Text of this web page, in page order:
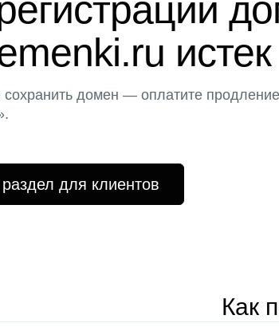
истек
сохранить домен — оплатите
для клиентов
Как